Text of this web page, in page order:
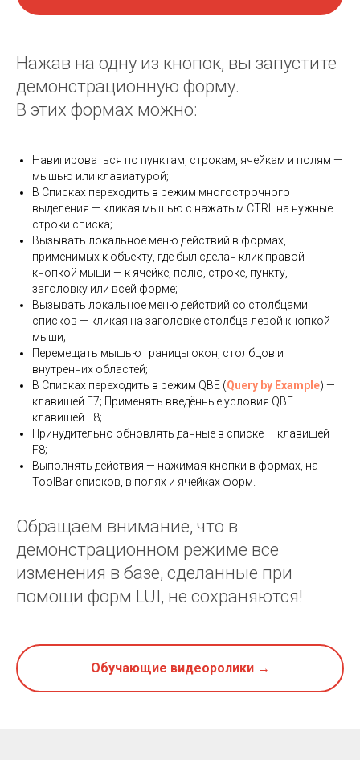
Нажав на одну из кнопок, вы запустите
демонстрационную форму.
В этих формах можно:
Навигироваться по пунктам, строкам, ячейкам и полям —
мышью или клавиатурой;
В Списках переходить в режим многострочного
выделения — кликая мышью с нажатым CTRL на нужные
строки списка;
Вызывать локальное меню действий в формах,
применимых к объекту, где был сделан клик правой
кнопкой мыши — к ячейке, полю, строке, пункту,
заголовку или всей форме;
Вызывать локальное меню действий со столбцами
списков — кликая на заголовке столбца левой кнопкой
мыши;
Перемещать мышью границы окон, столбцов и
внутренних областей;
В Списках переходить в режим QBE (Query by Example) —
клавишей F7; Применять введённые условия QBE —
клавишей F8;
Принудительно обновлять данные в списке — клавишей
F8;
Выполнять действия — нажимая кнопки в формах, на
ToolBar списков, в полях и ячейках форм.
Обращаем внимание, что в
демонстрационном режиме все
изменения в базе, сделанные при
помощи форм LUI, не сохраняются!
Обучающие видеоролики →